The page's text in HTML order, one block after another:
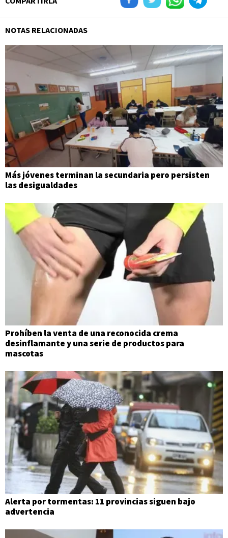
NOTAS RELACIONADAS
Más jóvenes terminan la secundaria pero persisten
las desigualdades
Prohíben la venta de una reconocida crema
desinflamante y una serie de productos para
mascotas
Alerta por tormentas: 11 provincias siguen bajo
advertencia